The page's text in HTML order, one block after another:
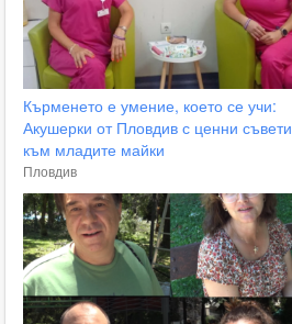
Кърменето е умение, което се учи:
Акушерки от Пловдив с ценни съвети
към младите майки
Пловдив